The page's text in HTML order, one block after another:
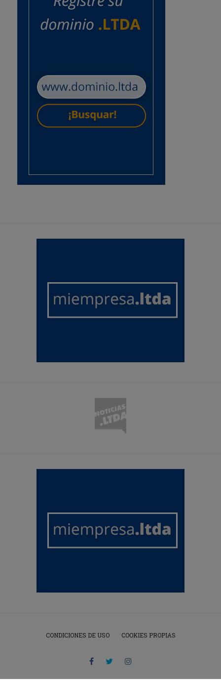
CONDICIONES DE USO COOKIES PROPIAS